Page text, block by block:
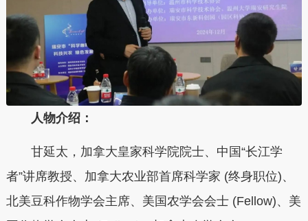
人物介绍：
甘延太， 加拿大皇家科学院院士、中国“长江学
者”讲席教授、加拿大农业部首席科学家 (终身职位)、
北美豆科作物学会主席、美国农学会会士 (Fellow)、美